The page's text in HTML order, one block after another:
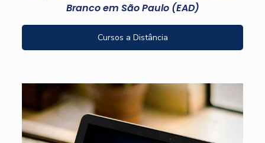
Branco em São Paulo (EAD)
Cursos a Distância